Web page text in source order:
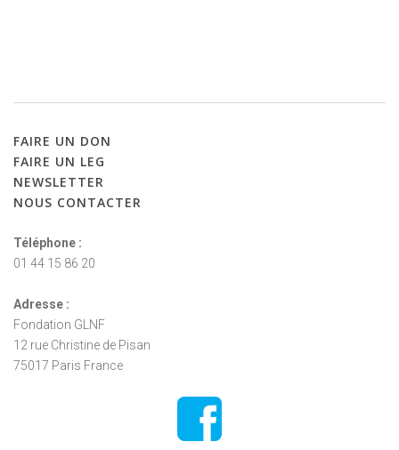
FAIRE UN DON
FAIRE UN LEG
NEWSLETTER
NOUS CONTACTER
Téléphone :
01 44 15 86 20
Adresse :
Fondation GLNF
12 rue Christine de Pisan
75017 Paris France